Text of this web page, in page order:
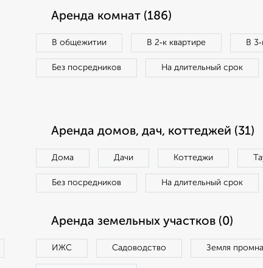
Аренда комнат (186)
В общежитии В 2‑к квартире В
Без посредников На длительный срок
Аренда домов, дач, коттеджей (31)
Дома Дачи Коттеджи
Без посредников На длительный срок
Аренда земельных участков (0)
ИЖС Садоводство Земля